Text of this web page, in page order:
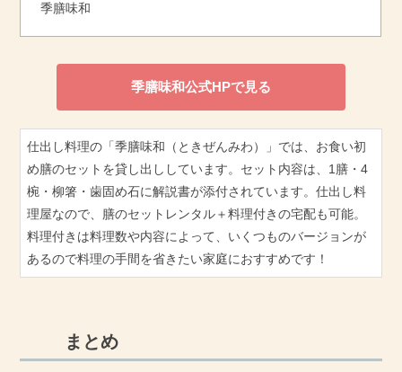
季膳味和
季膳味和公式HPで見る
仕出し料理の「季膳味和（ときぜんみわ）」では、お食い初
め膳のセットを貸し出ししています。セット内容は、1膳・4
椀・柳箸・歯固め石に解説書が添付されています。仕出し料
理屋なので、膳のセットレンタル＋料理付きの宅配も可能。
料理付きは料理数や内容によって、いくつものバージョンが
あるので料理の手間を省きたい家庭におすすめです！
まとめ